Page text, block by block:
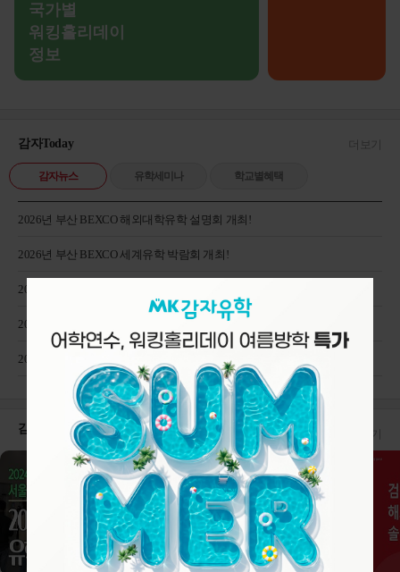
국가별
워킹홀리데이
정보
감자Today 더보기
감자뉴스 유학세미나 학교별혜택
2026년 부산 BEXCO 해외대학유학 설명회 개최!
2026년 부산 BEXCO 세계유학 박람회 개최!
2026년 서울 COEX 세계유학 박람회 개최!
2026 감자유학 용인센터->분당판교센터 이전안내
2026 대구 해외대학 진학 설명회 후기
감자Tube!